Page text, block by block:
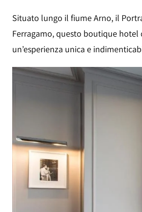
Situato lungo il fiume Arno, il
Ferragamo, questo boutique
un’esperienza unica e